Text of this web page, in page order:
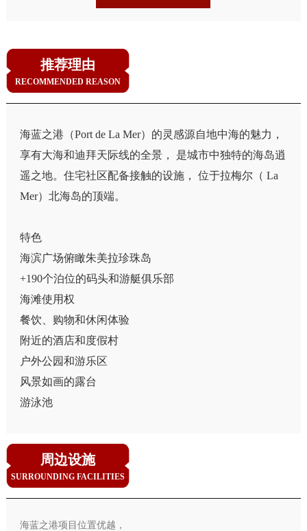
推荐理由
RECOMMENDED REASON
海蓝之港（Port de La Mer）的灵感源自地中海的魅力，
享有大海和迪拜天际线的全景， 是城市中独特的海岛逍
遥之地。住宅社区配备接触的设施， 位于拉梅尔（ La
Mer）北海岛的顶端。
特色
海滨广场俯瞰朱美拉珍珠岛
+190个泊位的码头和游艇俱乐部
海滩使用权
餐饮、购物和休闲体验
附近的酒店和度假村
户外公园和游乐区
风景如画的露台
游泳池
周边设施
SURROUNDING FACILITIES
海蓝之港项目位置优越，